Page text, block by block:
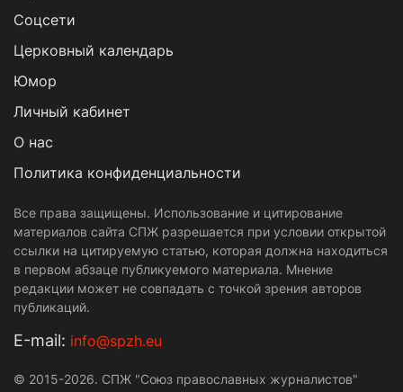
Cоцсети
Церковный календарь
Юмор
Личный кабинет
О нас
Политика конфиденциальности
Все права защищены. Использование и цитирование
материалов сайта СПЖ разрешается при условии открытой
ссылки на цитируемую статью, которая должна находиться
в первом абзаце публикуемого материала. Мнение
редакции может не совпадать с точкой зрения авторов
публикаций.
Е-mail: info@spzh.eu
© 2015-2026. СПЖ "Союз православных журналистов"